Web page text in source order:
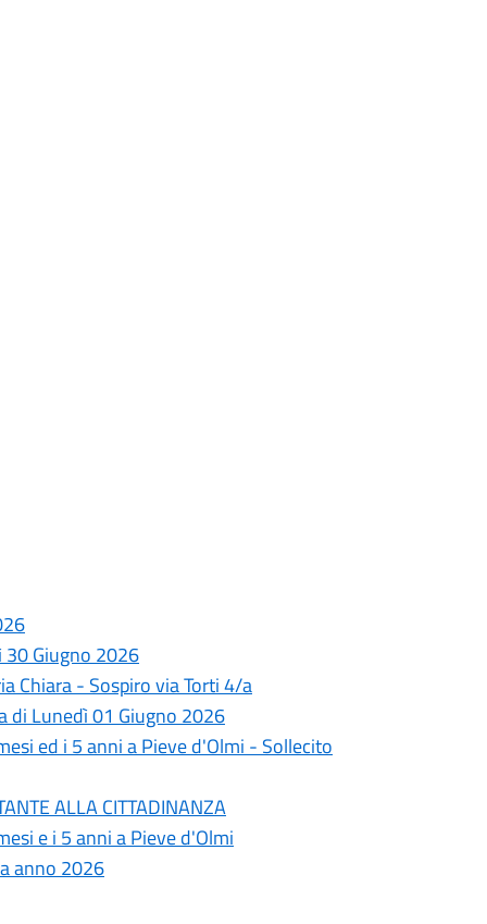
Giugno 2026
Chiara - Sospiro via Torti 4/a
di Lunedì 01 Giugno 2026
ed i 5 anni a Pieve d'Olmi - Sollecito
ALLA CITTADINANZA
e i 5 anni a Pieve d'Olmi
anno 2026